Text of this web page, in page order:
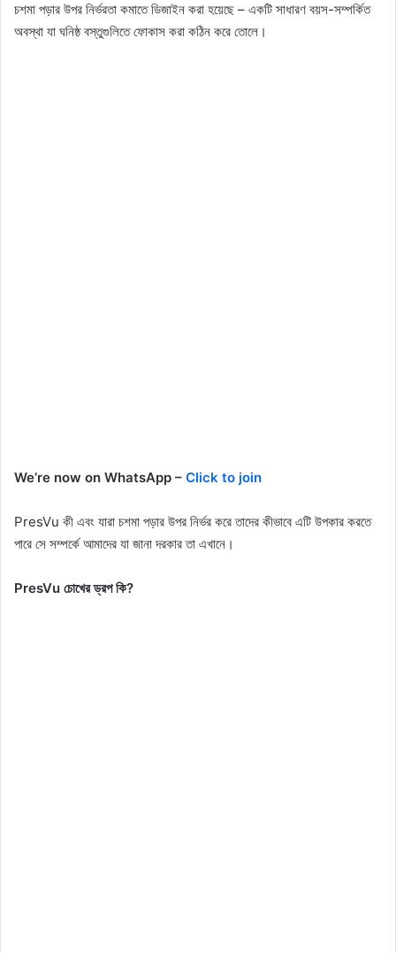
চশমা পড়ার উপর নির্ভরতা কমাতে ডিজাইন করা হয়েছে – একটি সাধারণ বয়স-সম্পর্কিত
অবস্থা যা ঘনিষ্ঠ বস্তুগুলিতে ফোকাস করা কঠিন করে তোলে।
We’re now on WhatsApp – Click to join
PresVu কী এবং যারা চশমা পড়ার উপর নির্ভর করে তাদের কীভাবে এটি উপকার করতে
পারে সে সম্পর্কে আমাদের যা জানা দরকার তা এখানে।
PresVu চোখের ড্রপ কি?